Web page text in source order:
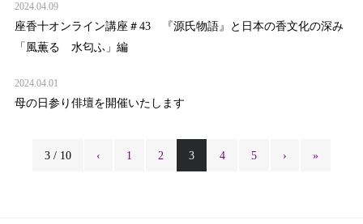
2024.04.09
座香十オンライン講座＃43 『源氏物語』と日本の香文化の深み
「風薫る 水匂ふ」編
2024.04.01
母の日参り俳壇を開催いたします
3 / 10 ‹ 1 2 3 4 5 › »